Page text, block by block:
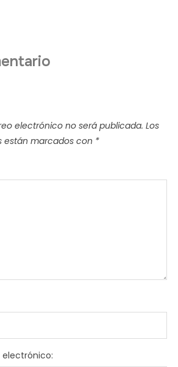
electrónico no será publicada. Los
están marcados con *